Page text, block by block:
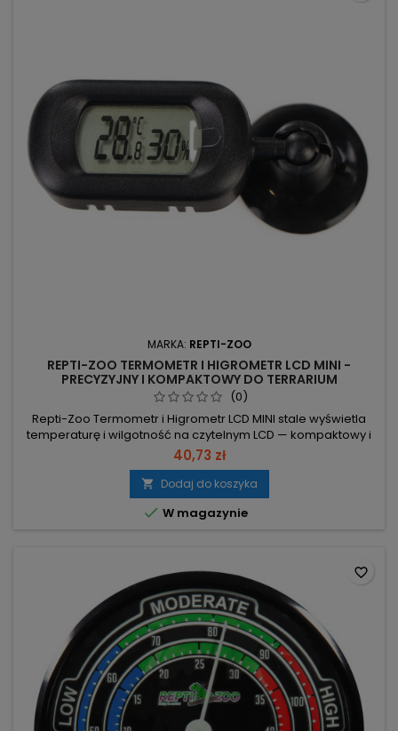
MARKA: REPTI-ZOO
REPTI-ZOO TERMOMETR I HIGROMETR LCD MINI -
PRECYZYJNY I KOMPAKTOWY DO TERRARIUM
(0)
Repti-Zoo Termometr i Higrometr LCD MINI stale wyświetla
temperaturę i wilgotność na czytelnym LCD — kompaktowy i
gotowy do użycia. Pomiary co 20 s – odczyty zawsze
aktualne. Temperatura -10–50°C, dokładność 1°C –
precyzyjna kontrola warunków. Wilgotność 20–90%,
dokładność 5% – monitorowanie poziomu wilgotności.
Wymiary 7×2,5×1,5 cm (z przyssawką),...
40,73 zł
 Dodaj do koszyka
 W magazynie
favorite_border